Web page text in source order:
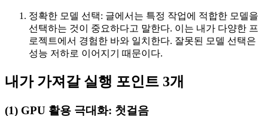
정확한 모델 선택: 글에서는 특정 작업에 적합한 모델을
선택하는 것이 중요하다고 말한다. 이는 내가 다양한 프
로젝트에서 경험한 바와 일치한다. 잘못된 모델 선택은
성능 저하로 이어지기 때문이다.
내가 가져갈 실행 포인트 3개
(1) GPU 활용 극대화: 첫걸음